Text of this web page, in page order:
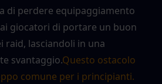
di perdere equipaggiamento
giocatori di portare un buon
raid, lasciandoli in una
svantaggio.Questo ostacolo
comune per i principianti.